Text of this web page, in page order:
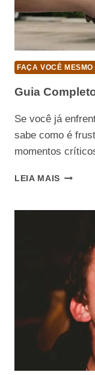
FAÇA VOCÊ
Guia
Se você já
sabe como é
momentos
LEIA MAIS GUIA